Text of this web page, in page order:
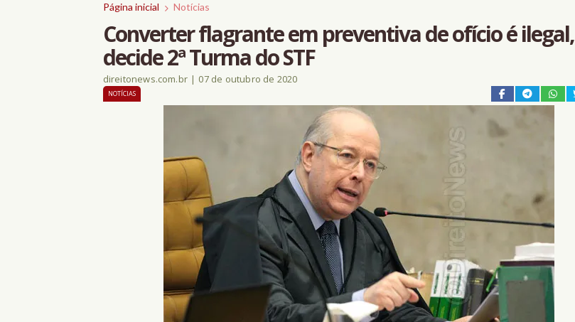
Página inicial Notícias
Converter flagrante em preventiva de ofício é ilegal,
decide 2ª Turma do STF
direitonews.com.br | 07 de outubro de 2020
NOTÍCIAS